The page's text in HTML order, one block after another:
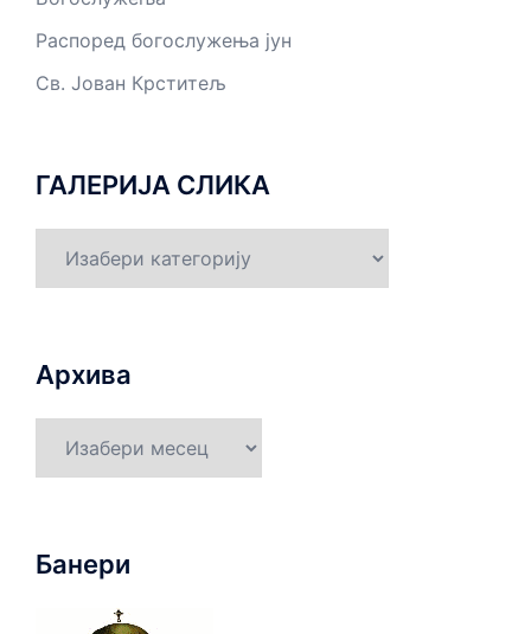
Распоред богослужења јун
Св. Јован Крститељ
ГАЛЕРИЈА СЛИКА
СЛИКА
Архива
Банери